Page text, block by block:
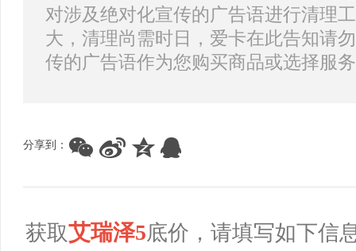
对涉及绝对化宣传的广告语进行清理
大，清理尚需时日，爱卡在此告知请
传的广告语作为您购买商品或选择服
分享到：
获取艾瑞泽5底价，请填写如下信